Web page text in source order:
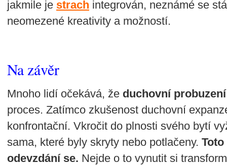
jakmile je strach integrován, neznámé se
neomezené kreativity a možností.
Na závěr
Mnoho lidí očekává, že duchovní probuzení
proces. Zatímco zkušenost duchovní
konfrontační. Vkročit do plnosti svého bytí
sama, které byly skryty nebo potlačeny.
odevzdání se. Nejde o to vynutit si